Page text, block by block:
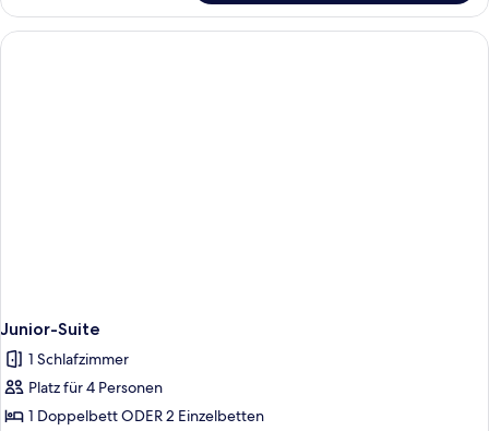
Einzelzimmer
Junior-Suite
1 Schlafzimmer
Platz für 4 Personen
1 Doppelbett ODER 2 Einzelbetten